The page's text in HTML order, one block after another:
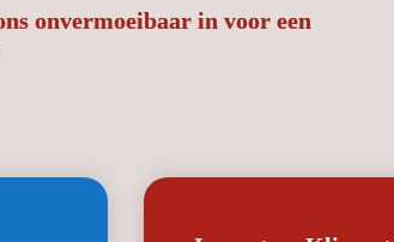
onvermoeibaar in voor een